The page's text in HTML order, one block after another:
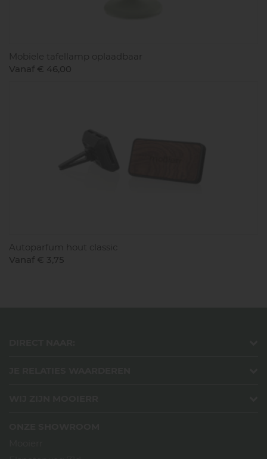
Mobiele tafellamp oplaadbaar
Vanaf € 46,00
Autoparfum hout classic
Vanaf € 3,75